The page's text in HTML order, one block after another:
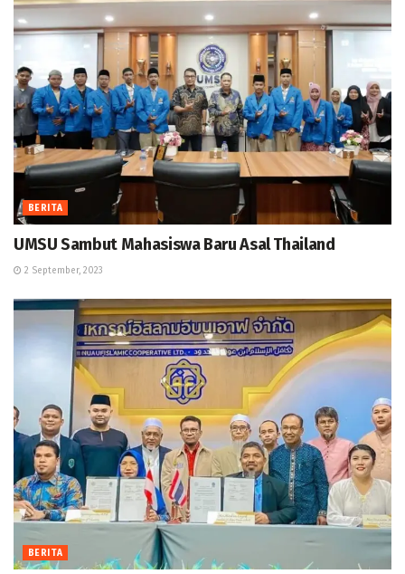
BERITA
UMSU Sambut Mahasiswa Baru Asal Thailand
2 September, 2023
BERITA